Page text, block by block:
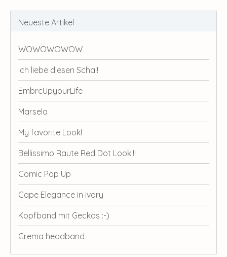
Neueste Artikel
WOWOWOWOW
Ich liebe diesen Schal!
EmbrcUpyourLife
Marsela
My favorite Look!
Bellissimo Raute Red Dot Look!!!
Comic Pop Up
Cape Elegance in ivory
Kopfband mit Geckos :-)
Crema headband